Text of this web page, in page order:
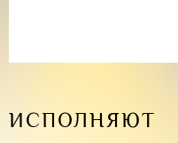
ИСПОЛНЯЮТ